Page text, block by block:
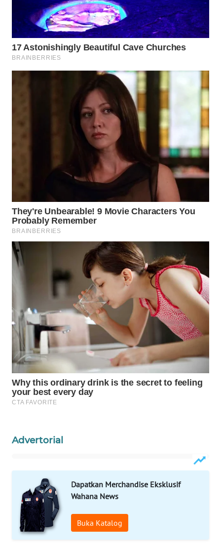
Advertorial
Dapatkan Merchandise Eksklusif
Wahana News
Buka Katalog
WAHANA
NEWS
WAHANA
TANI
INFRASTRUKTUR
LISTRIK
WAHANA
WAHANA
WAHANANEWS
ID
WAHANANEWS
CO ID
WAHANANEWS
NET
WAHANA
WAHANA
SELEB
WAHANA
PERSONA